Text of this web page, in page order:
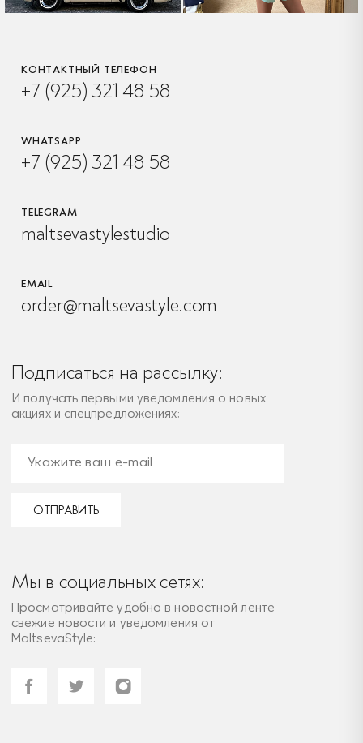
КОНТАКТНЫЙ ТЕЛЕФОН
+7 (925) 321 48 58
WHATSAPP
+7 (925) 321 48 58
TELEGRAM
maltsevastylestudio
EMAIL
order@maltsevastyle.com
Подписаться на рассылку:
И получать первыми уведомления о новых
акциях и спецпредложениях:
ОТПРАВИТЬ
Мы в социальных сетях:
Просматривайте удобно в новостной ленте
свежие новости и уведомления от
MaltsevaStyle: